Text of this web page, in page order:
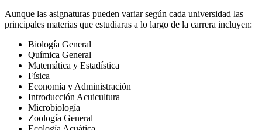
Aunque las asignaturas pueden variar según cada universidad las
principales materias que estudiaras a lo largo de la carrera incluyen:
Biología General
Química General
Matemática y Estadística
Física
Economía y Administración
Introducción Acuicultura
Microbiología
Zoología General